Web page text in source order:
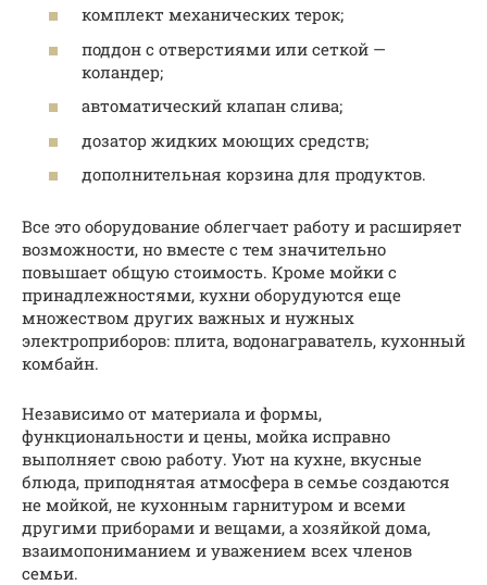
комплект механических терок;
поддон с отверстиями или сеткой —
коландер;
автоматический клапан слива;
дозатор жидких моющих средств;
дополнительная корзина для продуктов.
Все это оборудование облегчает работу и расширяет
возможности, но вместе с тем значительно
повышает общую стоимость. Кроме мойки с
принадлежностями, кухни оборудуются еще
множеством других важных и нужных
электроприборов: плита, водонаграватель, кухонный
комбайн.
Независимо от материала и формы,
функциональности и цены, мойка исправно
выполняет свою работу. Уют на кухне, вкусные
блюда, приподнятая атмосфера в семье создаются
не мойкой, не кухонным гарнитуром и всеми
другими приборами и вещами, а хозяйкой дома,
взаимопониманием и уважением всех членов
семьи.